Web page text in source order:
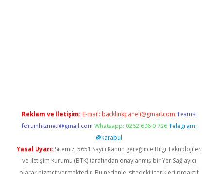
Reklam ve İletişim: E-mail: backlinkpaneli@gmail.com Teams:
forumhizmeti@gmail.com Whatsapp: 0262 606 0 726 Telegram:
@karabul
Yasal Uyarı: Sitemiz, 5651 Sayılı Kanun gereğince Bilgi Teknolojileri
ve İletişim Kurumu (BTK) tarafından onaylanmış bir Yer Sağlayıcı
olarak hizmet vermektedir. Bu nedenle, sitedeki içerikleri proaktif